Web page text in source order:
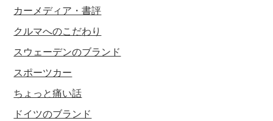
カーメディア・書評
クルマへのこだわり
スウェーデンのブランド
スポーツカー
ちょっと痛い話
ドイツのブランド